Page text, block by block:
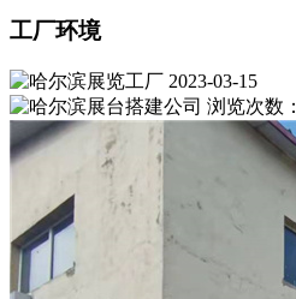
工厂环境
2023-03-15
浏览次数：